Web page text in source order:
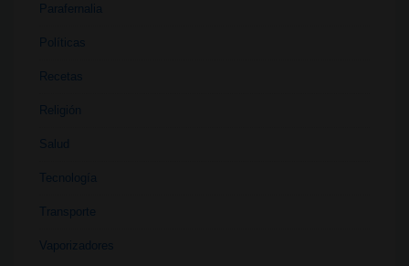
Parafernalia
Políticas
Recetas
Religión
Salud
Tecnología
Transporte
Vaporizadores